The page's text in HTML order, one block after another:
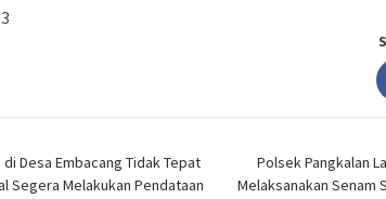
di Desa Embacang Tidak Tepat
Segera Melakukan Pendataan
Polsek Pangkalan
Melaksanakan Senam